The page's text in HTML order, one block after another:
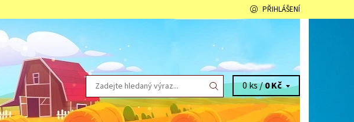
PŘIHLÁŠENÍ
0 ks /0 Kč